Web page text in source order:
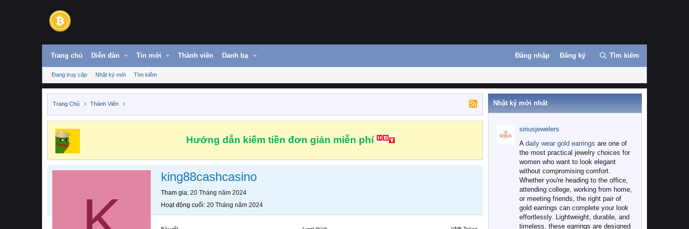
Trang chủ Diễn đàn Tin mới Thành viên Danh bạ Đăng nhập Đăng ký Tìm kiếm
Đang truy cập Nhật ký mới Tìm kiếm
Trang Chủ Thành Viên
Hướng dẫn kiếm tiền đơn giản miễn phí
king88cashcasino
Tham gia 20 Tháng năm 2024
Hoạt động cuối 20 Tháng năm 2024
Nhật ký mới nhất
siriusjewelers
A daily wear gold earrings are one of
the most practical jewelry choices for
women who want to look elegant
without compromising comfort.
Whether you're heading to the office,
attending college, working from home,
or meeting friends, the right pair of
gold earrings can complete your look
effortlessly. Lightweight, durable, and
timeless, these earrings are designed